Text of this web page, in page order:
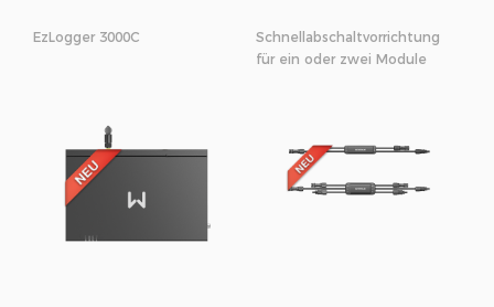
EzLogger 3000C
Schnellabschaltvorrichtung
für ein oder zwei Module